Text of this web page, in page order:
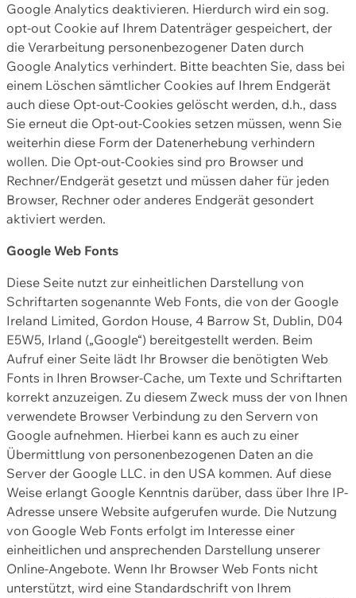
Google Analytics deaktivieren. Hierdurch wird ein sog.
opt-out Cookie auf Ihrem Datenträger gespeichert, der
die Verarbeitung personenbezogener Daten durch
Google Analytics verhindert. Bitte beachten Sie, dass bei
einem Löschen sämtlicher Cookies auf Ihrem Endgerät
auch diese Opt-out-Cookies gelöscht werden, d.h., dass
Sie erneut die Opt-out-Cookies setzen müssen, wenn Sie
weiterhin diese Form der Datenerhebung verhindern
wollen. Die Opt-out-Cookies sind pro Browser und
Rechner/Endgerät gesetzt und müssen daher für jeden
Browser, Rechner oder anderes Endgerät gesondert
aktiviert werden.
Google Web Fonts
Diese Seite nutzt zur einheitlichen Darstellung von
Schriftarten sogenannte Web Fonts, die von der Google
Ireland Limited, Gordon House, 4 Barrow St, Dublin, D04
E5W5, Irland („Google“) bereitgestellt werden. Beim
Aufruf einer Seite lädt Ihr Browser die benötigten Web
Fonts in Ihren Browser-Cache, um Texte und Schriftarten
korrekt anzuzeigen. Zu diesem Zweck muss der von Ihnen
verwendete Browser Verbindung zu den Servern von
Google aufnehmen. Hierbei kann es auch zu einer
Übermittlung von personenbezogenen Daten an die
Server der Google LLC. in den USA kommen. Auf diese
Weise erlangt Google Kenntnis darüber, dass über Ihre IP-
Adresse unsere Website aufgerufen wurde. Die Nutzung
von Google Web Fonts erfolgt im Interesse einer
einheitlichen und ansprechenden Darstellung unserer
Online-Angebote. Wenn Ihr Browser Web Fonts nicht
unterstützt, wird eine Standardschrift von Ihrem